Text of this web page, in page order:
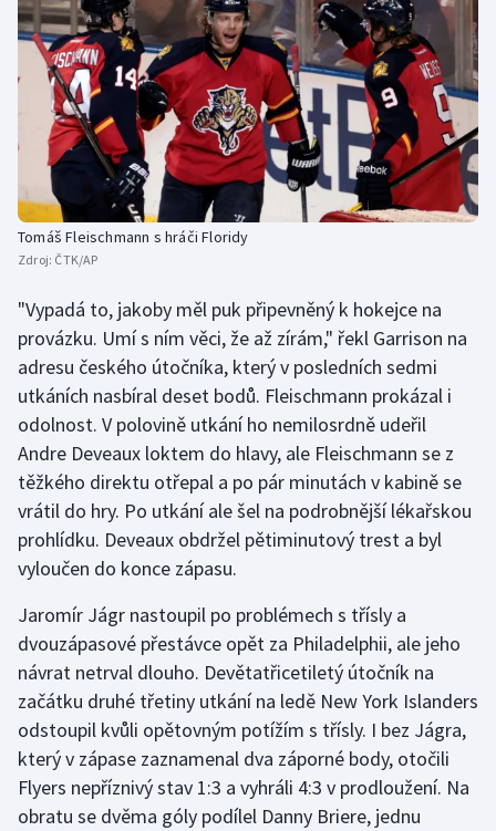
Short track
Sportovní střelba
Stolní tenis
Triatlon
Veslování
Vodní slalom
Volejbal
Ostatní
Tomáš Fleischmann s hráči Floridy
Zdroj: ČTK/AP
"Vypadá to, jakoby měl puk připevněný k hokejce na
provázku. Umí s ním věci, že až zírám," řekl Garrison na
adresu českého útočníka, který v posledních sedmi
utkáních nasbíral deset bodů. Fleischmann prokázal i
odolnost. V polovině utkání ho nemilosrdně udeřil
Andre Deveaux loktem do hlavy, ale Fleischmann se z
těžkého direktu otřepal a po pár minutách v kabině se
vrátil do hry. Po utkání ale šel na podrobnější lékařskou
prohlídku. Deveaux obdržel pětiminutový trest a byl
vyloučen do konce zápasu.
Jaromír Jágr nastoupil po problémech s třísly a
dvouzápasové přestávce opět za Philadelphii, ale jeho
návrat netrval dlouho. Devětatřicetiletý útočník na
začátku druhé třetiny utkání na ledě New York Islanders
odstoupil kvůli opětovným potížím s třísly. I bez Jágra,
který v zápase zaznamenal dva záporné body, otočili
Flyers nepříznivý stav 1:3 a vyhráli 4:3 v prodloužení. Na
obratu se dvěma góly podílel Danny Briere, jednu